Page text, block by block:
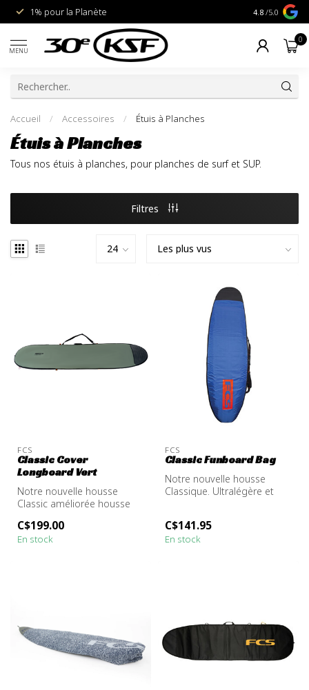
1% pour la Planète Livraison
4.8 /5.0
MENU
0
Accueil / Accessoires / Étuis à Planches
Étuis à Planches
Tous nos étuis à planches, pour planches de surf et SUP.
Filtres
FCS
Classic Cover
Longboard Vert
Notre nouvelle housse
Classic améliorée housse
revêtement r...
C$199.00
En stock
FCS
Classic Funboard Bag
Notre nouvelle housse
Classique. Ultralégère et
C$141.95
En stock